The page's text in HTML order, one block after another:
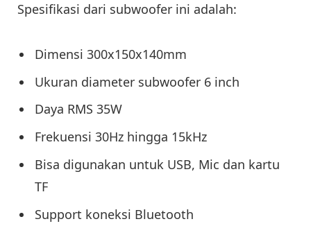
Spesifikasi dari subwoofer ini adalah:
Dimensi 300x150x140mm
Ukuran diameter subwoofer 6 inch
Daya RMS 35W
Frekuensi 30Hz hingga 15kHz
Bisa digunakan untuk USB, Mic dan kartu
TF
Support koneksi Bluetooth